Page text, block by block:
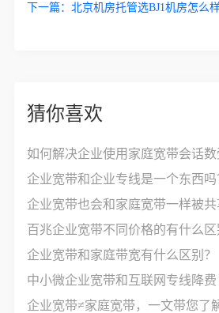
下一篇：北京机房托管选BJ1机房怎么样
猜你喜欢
如何解决企业使用家庭宽带会话数
企业宽带和企业专线是一个东西吗
企业宽带也会和家庭宽带一样被共
百兆企业宽带不同价格的有什么区
企业宽带和家庭带宽有什么区别？